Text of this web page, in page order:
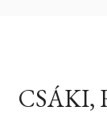
CSÁKI,